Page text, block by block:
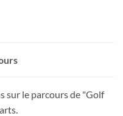
sur le parcours de "Golf